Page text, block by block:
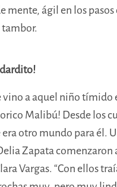
mente, ágil en los pasos
vino a aquel niño tímido
Malibú! Desde los
era otro mundo para él.
Zapata comenzaron
Vargas. “Con ellos